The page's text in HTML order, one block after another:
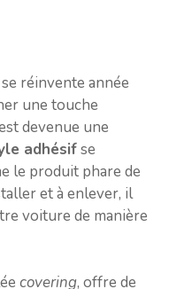
réinvente année
une touche
devenue une
adhésifse
le produit phare de
et à enlever, il
voiture de manière
covering, offre de